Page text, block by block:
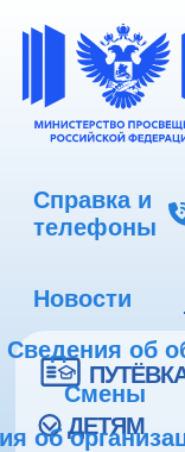
Справка и
телефоны
Новости
Сведения об
Смены
об ДЕТЯМ